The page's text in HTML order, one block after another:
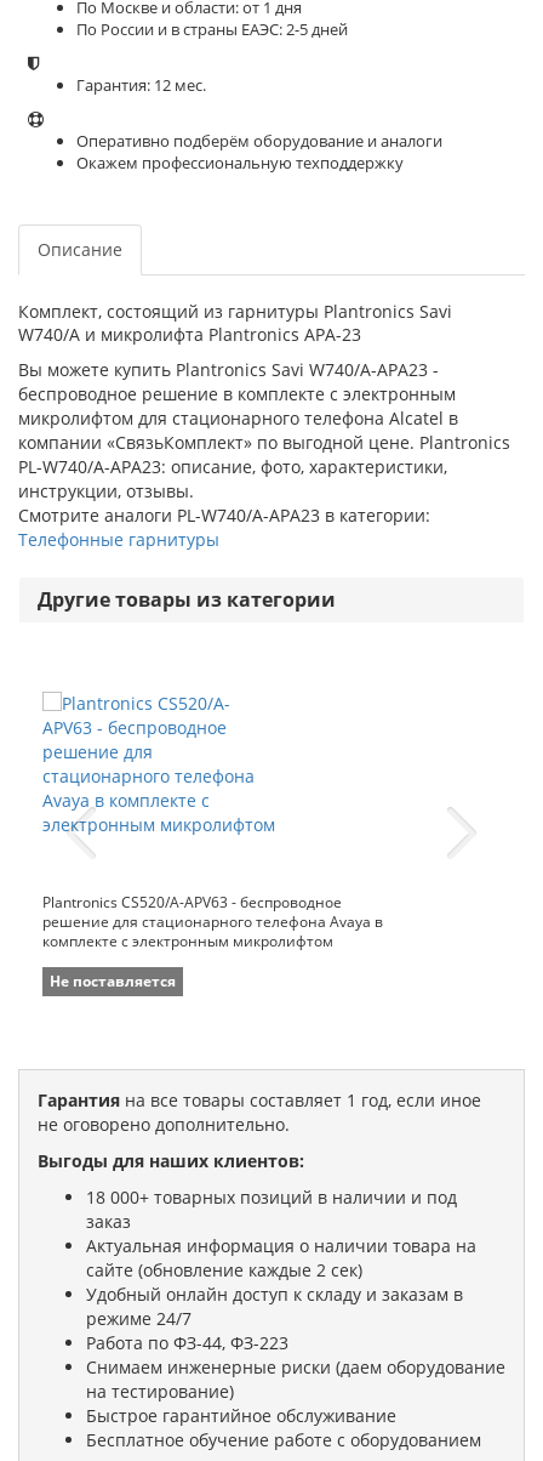
По Москве и области: от 1 дня
По России и в страны ЕАЭС: 2-5 дней
Гарантия: 12 мес.
Оперативно подберём оборудование и аналоги
Окажем профессиональную техподдержку
Описание
Комплект, состоящий из гарнитуры Plantronics Savi
W740/A и микролифта Plantronics АРA-23
Вы можете купить Plantronics Savi W740/A-APA23 -
беспроводное решение в комплекте с электронным
микролифтом для стационарного телефона Alcatel в
компании «СвязьКомплект» по выгодной цене. Plantronics
PL-W740/A-APA23: описание, фото, характеристики,
инструкции, отзывы.
Смотрите аналоги PL-W740/A-APA23 в категории:
Телефонные гарнитуры
Другие товары из категории
Plantronics CS520/A-APV63 - беспроводное
решение для стационарного телефона Avaya в
комплекте с электронным микролифтом
Не поставляется
Гарантия на все товары составляет 1 год, если иное
не оговорено дополнительно.
Выгоды для наших клиентов:
18 000+ товарных позиций в наличии и под
заказ
Актуальная информация о наличии товара на
сайте (обновление каждые 2 сек)
Удобный онлайн доступ к складу и заказам в
режиме 24/7
Работа по ФЗ-44, ФЗ-223
Снимаем инженерные риски (даем оборудование
на тестирование)
Быстрое гарантийное обслуживание
Бесплатное обучение работе с оборудованием